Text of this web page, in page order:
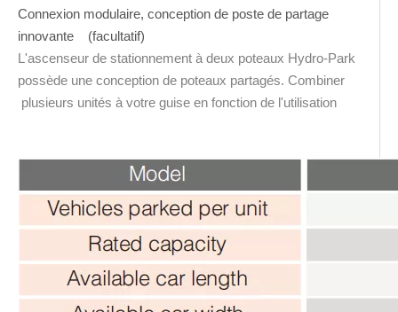
Connexion modulaire, conception de poste de partage
innovante (facultatif)
L'ascenseur de stationnement à deux poteaux Hydro-Park
possède une conception de poteaux partagés. Combiner
plusieurs unités à votre guise en fonction de l'utilisation